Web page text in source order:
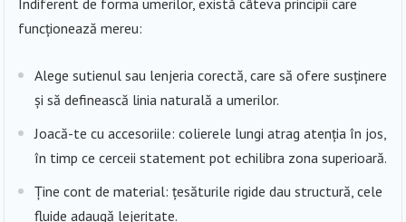
funcționează mereu:
Alege sutienul sau lenjeria corectă, care să ofere susținere
și să definească linia naturală a umerilor.
Joacă-te cu accesoriile: colierele lungi atrag atenția în jos,
în timp ce cerceii statement pot echilibra zona superioară.
Ține cont de material: țesăturile rigide dau structură, cele
fluide adaugă lejeritate.